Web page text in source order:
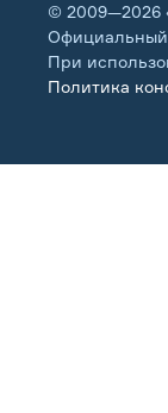
© 2009—2026
Официальный
При
Политика